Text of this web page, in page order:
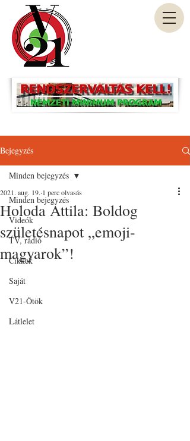
Bejegyzés
Minden bejegyzés
Videók
TV, rádió
Cikkek
Saját
V21-Ötök
Látlelet
Minden bejegyzés
Holoda Attila: Boldog
születésnapot „emoji-
magyarok”!
2021. aug. 19. 1 perc olvasás